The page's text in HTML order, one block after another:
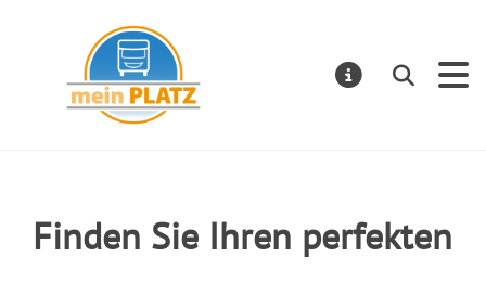
Suchen
Finden Sie Ihren perfekten